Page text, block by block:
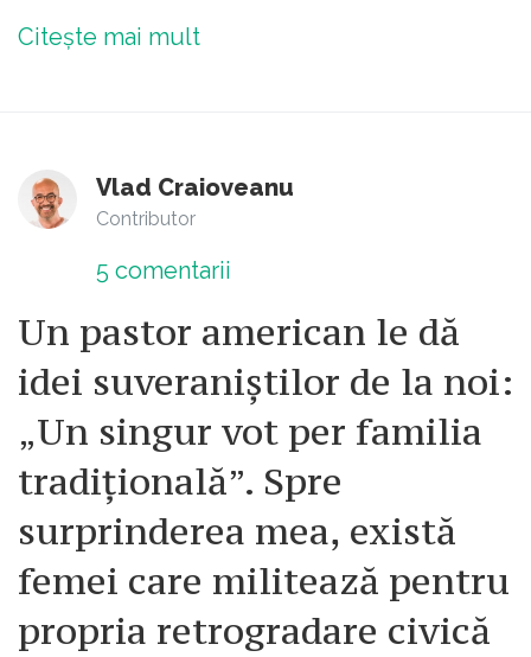
Citește mai mult
Vlad Craioveanu
Contributor
5 comentarii
Un pastor american le dă
idei suveraniștilor de la noi:
„Un singur vot per familia
tradițională”. Spre
surprinderea mea, există
femei care militează pentru
propria retrogradare civică